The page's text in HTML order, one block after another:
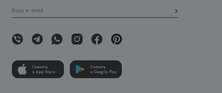
Скачать
в App Store
Скачать
в Google Play